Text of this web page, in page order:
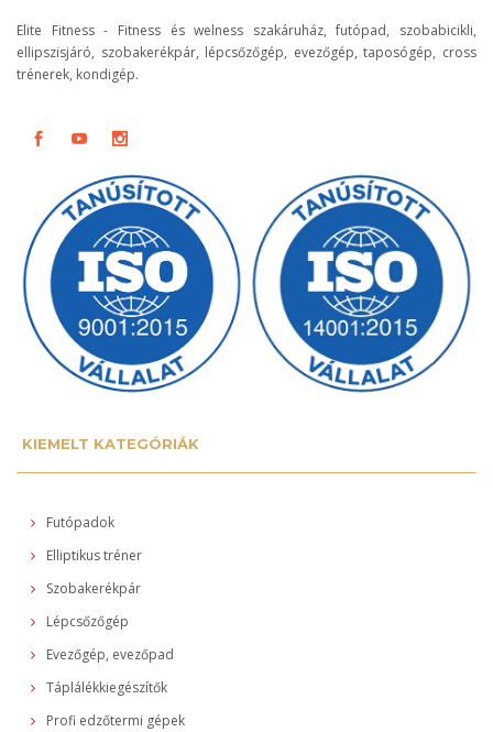
Elite Fitness - Fitness és welness szakáruház, futópad, szobabicikli,
ellipszisjáró, szobakerékpár, lépcsőzőgép, evezőgép, taposógép, cross
trénerek, kondigép.
KIEMELT KATEGÓRIÁK
Futópadok
Elliptikus tréner
Szobakerékpár
Lépcsőzőgép
Evezőgép, evezőpad
Táplálékkiegészítők
Profi edzőtermi gépek